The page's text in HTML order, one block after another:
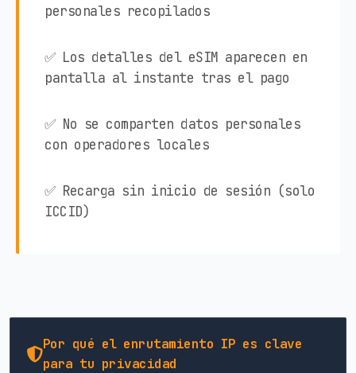
personales recopilados
✅ Los detalles del eSIM aparecen en
pantalla al instante tras el pago
✅ No se comparten datos personales
con operadores locales
✅ Recarga sin inicio de sesión (solo
ICCID)
Por qué el enrutamiento IP es clave
para tu privacidad